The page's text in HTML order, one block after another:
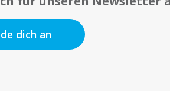
dich an